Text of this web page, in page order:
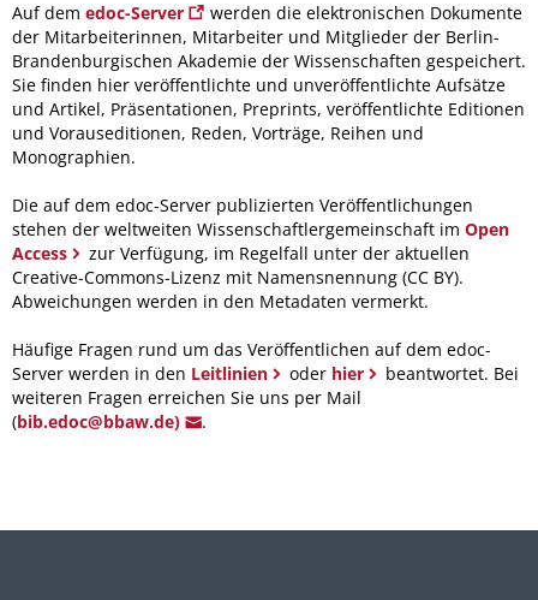
Auf dem edoc-Server
werden die elektronischen Dokumente
der Mitarbeiterinnen, Mitarbeiter und Mitglieder der Berlin-
Brandenburgischen Akademie der Wissenschaften gespeichert.
Sie finden hier veröffentlichte und unveröffentlichte Aufsätze
und Artikel, Präsentationen, Preprints, veröffentlichte Editionen
und Vorauseditionen, Reden, Vorträge, Reihen und
Monographien.
Die auf dem edoc-Server publizierten Veröffentlichungen
stehen der weltweiten Wissenschaftlergemeinschaft im Open
Access
zur Verfügung, im Regelfall unter der aktuellen
Creative-Commons-Lizenz mit Namensnennung (CC BY).
Abweichungen werden in den Metadaten vermerkt.
Häufige Fragen rund um das Veröffentlichen auf dem edoc-
Server werden in den Leitlinien oder hier
beantwortet. Bei
weiteren Fragen erreichen Sie uns per Mail
(bib.edoc@bbaw.de) .